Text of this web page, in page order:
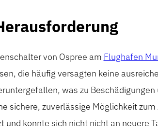
von Ospree am Flughafen
die häufig versagten keine
was zu
sichere, zuverlässige Möglichkeit
und konnte sich nichtnicht an neuere